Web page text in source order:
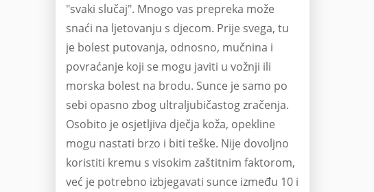
"svaki slučaj". Mnogo vas prepreka može
snaći na ljetovanju s djecom. Prije svega, tu
je bolest putovanja, odnosno, mučnina i
povraćanje koji se mogu javiti u vožnji ili
morska bolest na brodu. Sunce je samo po
sebi opasno zbog ultraljubičastog zračenja.
Osobito je osjetljiva dječja koža, opekline
mogu nastati brzo i biti teške. Nije dovoljno
koristiti kremu s visokim zaštitnim faktorom,
već je potrebno izbjegavati sunce između 10 i